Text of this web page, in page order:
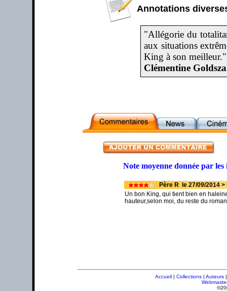
Annotations
"Allégorie du
aux situations
King à son meilleur."
Clémentine
Note moyenne donnée par
Père R le 27/09/2014 >
Un bon King, qui tient bien en
hauteur,selon moi, du reste du
Accueil | Collections | Auteurs